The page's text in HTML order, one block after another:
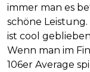
immer man es
schöne
ist cool
Wenn man im
106er Average